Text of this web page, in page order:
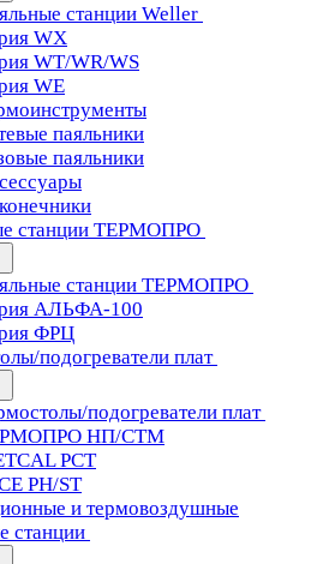
станции Weller
WX
WT/WR/WS
WE
паяльники
паяльники
станции ТЕРМОПРО
станции ТЕРМОПРО
АЛЬФА-100
ФРЦ
подогреватели плат
подогреватели плат
НП/СТМ
PCT
PH/ST
и термовоздушные
станции